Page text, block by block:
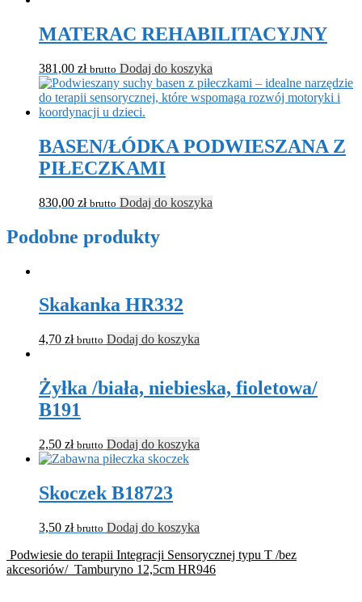
MATERAC REHABILITACYJNY
381,00 zł brutto Dodaj do koszyka
BASEN/ŁÓDKA PODWIESZANA Z
PIŁECZKAMI
830,00 zł brutto Dodaj do koszyka
Podobne produkty
Skakanka HR332
4,70 zł brutto Dodaj do koszyka
Żyłka /biała, niebieska, fioletowa/
B191
2,50 zł brutto Dodaj do koszyka
Skoczek B18723
3,50 zł brutto Dodaj do koszyka
Podwiesie do terapii Integracji Sensorycznej typu T /bez
akcesoriów/ Tamburyno 12,5cm HR946